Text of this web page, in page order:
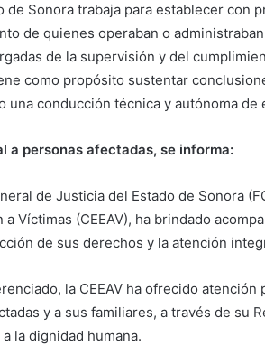
de Sonora trabaja para establecer con
de quienes operaban o
de la supervisión y del
como propósito sustentar
una conducción técnica y autónoma de
a personas afectadas, se informa:
de Justicia del Estado de Sonora
Víctimas (CEEAV), ha brindado
de sus derechos y la atención
la CEEAV ha ofrecido atención
y a sus familiares, a través de su
la dignidad humana.